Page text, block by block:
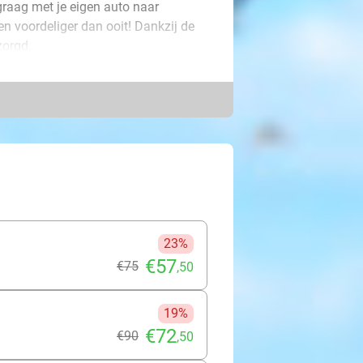
met je eigen auto naar
voordeliger dan ooit! Dankzij de
chauffeur je staat op te
en parkeert jouw auto op een
wordt jouw auto voorgereden
23%
€75 €57,50
19%
€90 €72,50